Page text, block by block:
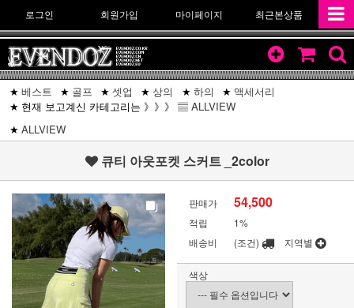
로그인 회원가입 마이페이지 최근본상품
베스트 골프 셋업 상의 하의
액세서리
현재 보고계신 카테고리는 》》》 ▤ ALLVIEW
ALLVIEW
큐티 아웃포켓 스커트 _2color
판매가 54,500
적립
1%
배송비
(조건) 지역별
색상